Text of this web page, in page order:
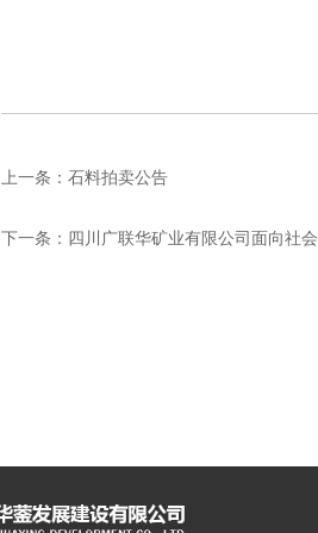
上一条：石料拍卖公告
下一条： 四川广联华矿业有限公司面向社